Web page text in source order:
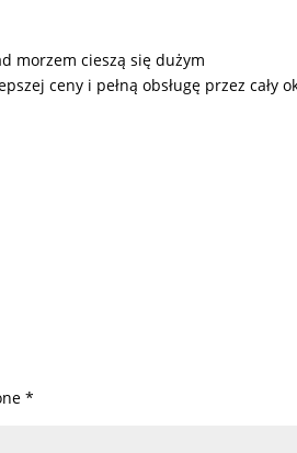
morzem cieszą się dużym
ceny i pełną obsługę przez cały
*